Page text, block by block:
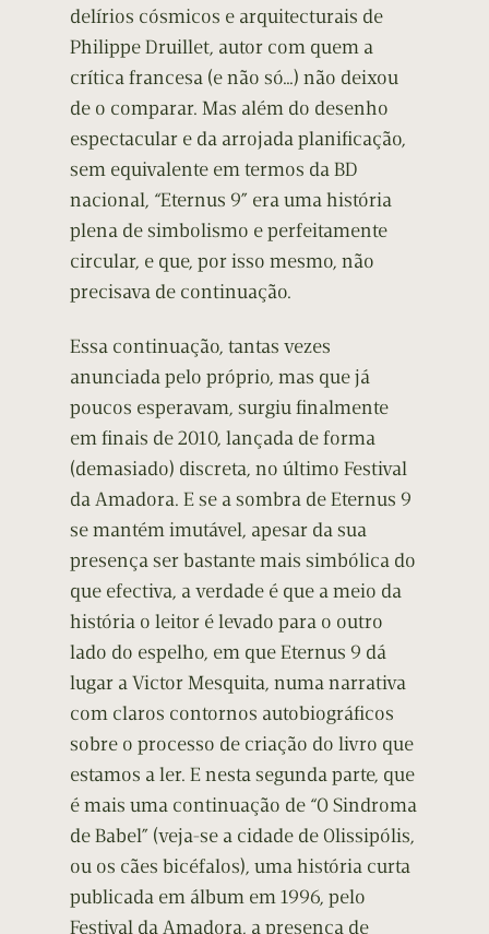
delírios cósmicos e arquitecturais de
Philippe Druillet, autor com quem a
crítica francesa (e não só…) não deixou
de o comparar. Mas além do desenho
espectacular e da arrojada planificação,
sem equivalente em termos da BD
nacional, “Eternus 9” era uma história
plena de simbolismo e perfeitamente
circular, e que, por isso mesmo, não
precisava de continuação.
Essa continuação, tantas vezes
anunciada pelo próprio, mas que já
poucos esperavam, surgiu finalmente
em finais de 2010, lançada de forma
(demasiado) discreta, no último Festival
da Amadora. E se a sombra de Eternus 9
se mantém imutável, apesar da sua
presença ser bastante mais simbólica do
que efectiva, a verdade é que a meio da
história o leitor é levado para o outro
lado do espelho, em que Eternus 9 dá
lugar a Victor Mesquita, numa narrativa
com claros contornos autobiográficos
sobre o processo de criação do livro que
estamos a ler. E nesta segunda parte, que
é mais uma continuação de “O Sindroma
de Babel” (veja-se a cidade de Olissipólis,
ou os cães bicéfalos), uma história curta
publicada em álbum em 1996, pelo
Festival da Amadora, a presença de